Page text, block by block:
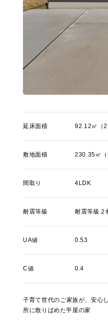
延床面積 92.12㎡（
敷地面積 230.35㎡（
間取り 4LDK
耐震等級 耐震等級
UA値 0.53
C値 0.4
子育て世代のご家族が、安心
所に散りばめた平屋の家